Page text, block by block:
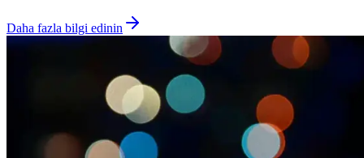
Daha fazla bilgi edinin